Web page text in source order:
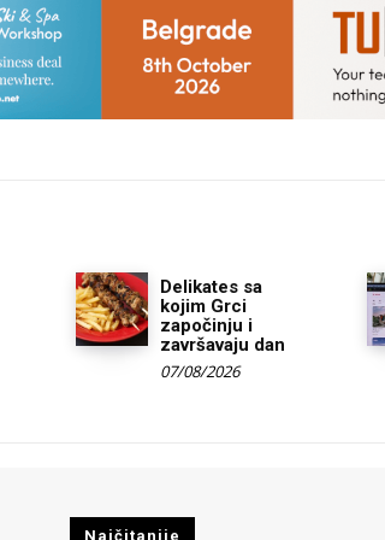
Delikates sa
kojim Grci
započinju i
završavaju dan
07/08/2026
Najčitanije